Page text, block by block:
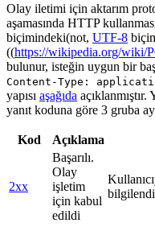
Olay iletimi için aktarım
aşamasında HTTP
biçimindeki(not, UTF-8
((https://wikipedia.org/wiki/
bulunur, isteğin uygun bir
Content-Type:
yapısı aşağıda
yanıt koduna göre 3 gruba
Kod Açıklama
2xx
Başarılı.
Olay
işletim
için kabul
edildi